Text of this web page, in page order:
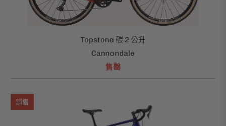
Topstone 碳 2 公升
Cannondale
售罄
銷售